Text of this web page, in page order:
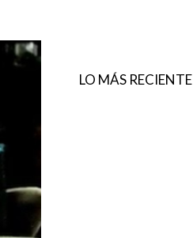
LO MÁS RECIENTE